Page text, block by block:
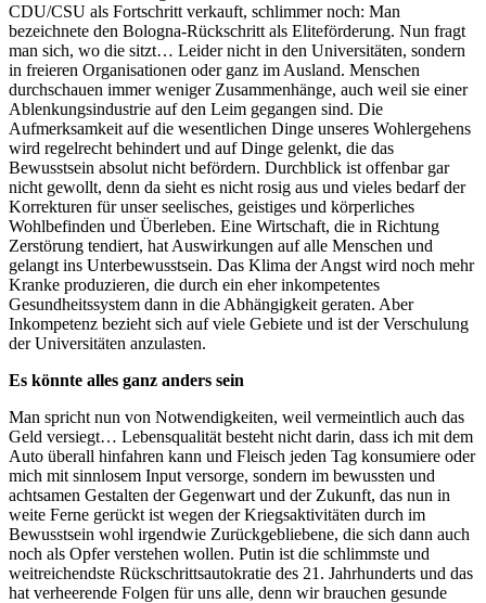
CDU/CSU als Fortschritt verkauft, schlimmer noch: Man
bezeichnete den Bologna-Rückschritt als Eliteförderung. Nun fragt
man sich, wo die sitzt… Leider nicht in den Universitäten, sondern
in freieren Organisationen oder ganz im Ausland. Menschen
durchschauen immer weniger Zusammenhänge, auch weil sie einer
Ablenkungsindustrie auf den Leim gegangen sind. Die
Aufmerksamkeit auf die wesentlichen Dinge unseres Wohlergehens
wird regelrecht behindert und auf Dinge gelenkt, die das
Bewusstsein absolut nicht befördern. Durchblick ist offenbar gar
nicht gewollt, denn da sieht es nicht rosig aus und vieles bedarf der
Korrekturen für unser seelisches, geistiges und körperliches
Wohlbefinden und Überleben. Eine Wirtschaft, die in Richtung
Zerstörung tendiert, hat Auswirkungen auf alle Menschen und
gelangt ins Unterbewusstsein. Das Klima der Angst wird noch mehr
Kranke produzieren, die durch ein eher inkompetentes
Gesundheitssystem dann in die Abhängigkeit geraten. Aber
Inkompetenz bezieht sich auf viele Gebiete und ist der Verschulung
der Universitäten anzulasten.
Es könnte alles ganz anders sein
Man spricht nun von Notwendigkeiten, weil vermeintlich auch das
Geld versiegt… Lebensqualität besteht nicht darin, dass ich mit dem
Auto überall hinfahren kann und Fleisch jeden Tag konsumiere oder
mich mit sinnlosem Input versorge, sondern im bewussten und
achtsamen Gestalten der Gegenwart und der Zukunft, das nun in
weite Ferne gerückt ist wegen der Kriegsaktivitäten durch im
Bewusstsein wohl irgendwie Zurückgebliebene, die sich dann auch
noch als Opfer verstehen wollen. Putin ist die schlimmste und
weitreichendste Rückschrittsautokratie des 21. Jahrhunderts und das
hat verheerende Folgen für uns alle, denn wir brauchen gesunde